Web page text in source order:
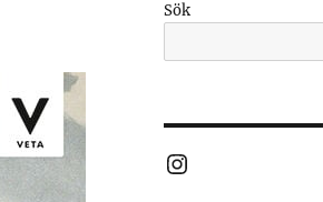
Sök
Instagram